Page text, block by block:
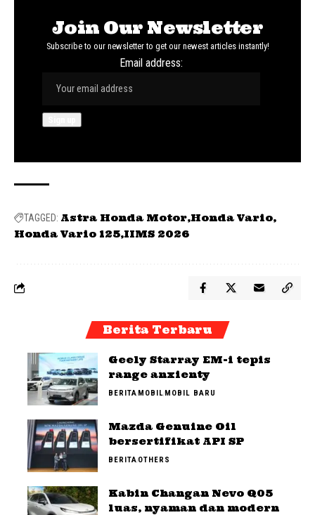
Join Our Newsletter
Subscribe to our newsletter to get our newest articles instantly!
Email address:
TAGGED: Astra Honda Motor Honda Vario
Honda Vario 125 IIMS 2026
Berita Terbaru
Geely Starray EM-i tepis
range anxienty
BERITAMOBILMOBIL BARU
Mazda Genuine Oil
bersertifikat API SP
BERITAOTHERS
Kabin Changan Nevo Q05
luas, nyaman dan modern